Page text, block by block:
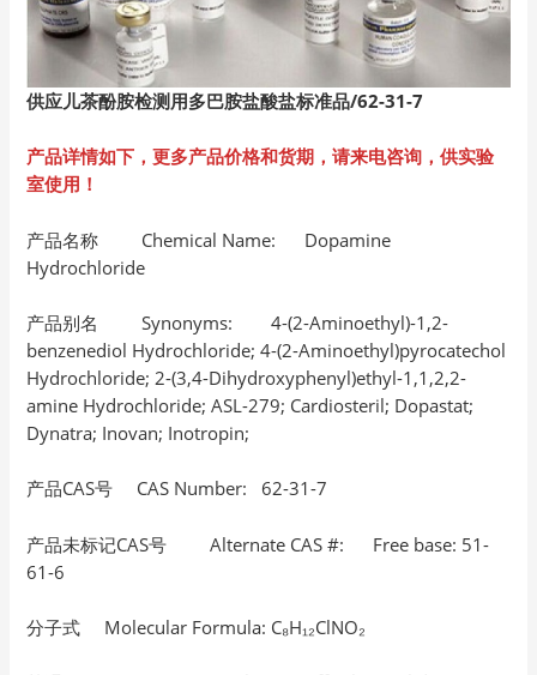
供应儿茶酚胺检测用多巴胺盐酸盐标准品/62-31-7
产品详情如下，更多产品价格和货期，请来电咨询，供实验
室使用！
产品名称 Chemical Name: Dopamine
Hydrochloride
产品别名 Synonyms: 4-(2-Aminoethyl)-1,2-
benzenediol Hydrochloride; 4-(2-Aminoethyl)pyrocatechol
Hydrochloride; 2-(3,4-Dihydroxyphenyl)ethyl-1,1,2,2-
amine Hydrochloride; ASL-279; Cardiosteril; Dopastat;
Dynatra; Inovan; Inotropin;
产品CAS号 CAS Number: 62-31-7
产品未标记CAS号 Alternate CAS #: Free base: 51-
61-6
分子式 Molecular Formula: C₈H₁₂ClNO₂